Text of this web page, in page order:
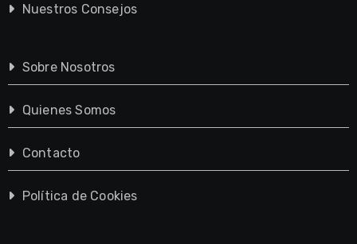
Nuestros Consejos
Sobre Nosotros
Quienes Somos
Contacto
Política de Cookies